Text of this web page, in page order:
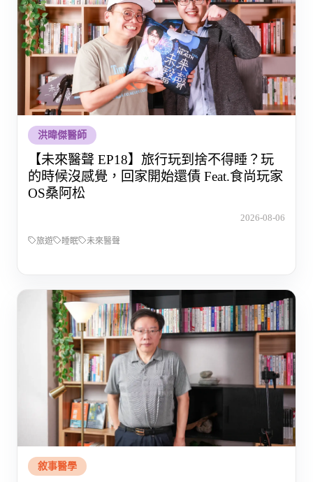
洪暐傑醫師
【未來醫聲 EP18】旅行玩到捨不得睡？玩
的時候沒感覺，回家開始還債 Feat.食尚玩家
OS桑阿松
2026-08-06
旅遊 睡眠 未來醫聲
敘事醫學